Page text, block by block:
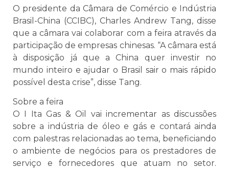
O presidente da Câmara de Comércio e Indústria
Brasil-China (CCIBC), Charles Andrew Tang, disse
que a câmara vai colaborar com a feira através da
participação de empresas chinesas. “A câmara está
à disposição já que a China quer investir no
mundo inteiro e ajudar o Brasil sair o mais rápido
possível desta crise”, disse Tang.
Sobre a feira
O I Ita Gas & Oil vai incrementar as discussões
sobre a indústria de óleo e gás e contará ainda
com palestras relacionadas ao tema, beneficiando
o ambiente de negócios para os prestadores de
serviço e fornecedores que atuam no setor.